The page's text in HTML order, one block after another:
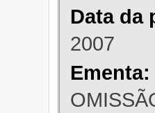
Data da
2007
Ementa: